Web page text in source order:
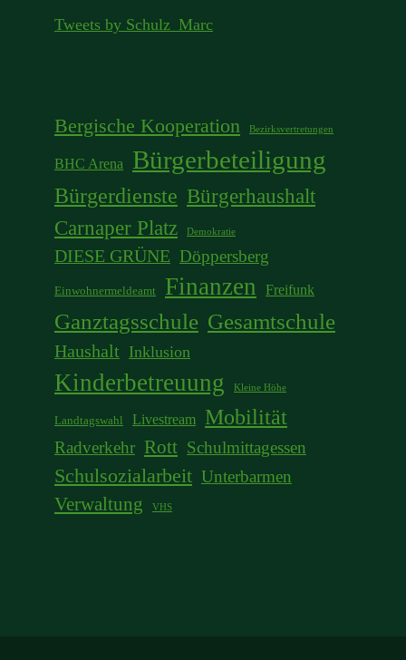
Tweets by Schulz_Marc
Bergische Kooperation Bezirksvertretungen
BHC Arena Bürgerbeteiligung
Bürgerdienste Bürgerhaushalt
Carnaper Platz
Demokratie
DIESE GRÜNE Döppersberg
Einwohnermeldeamt Finanzen Freifunk
Ganztagsschule Gesamtschule
Haushalt Inklusion
Kinderbetreuung Kleine Höhe
Landtagswahl Livestream Mobilität
Radverkehr Rott Schulmittagessen
Schulsozialarbeit Unterbarmen
Verwaltung VHS